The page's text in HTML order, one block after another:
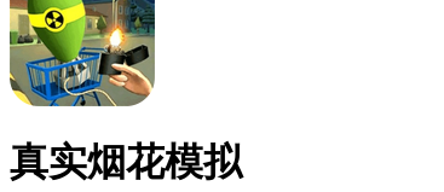
真实烟花模拟